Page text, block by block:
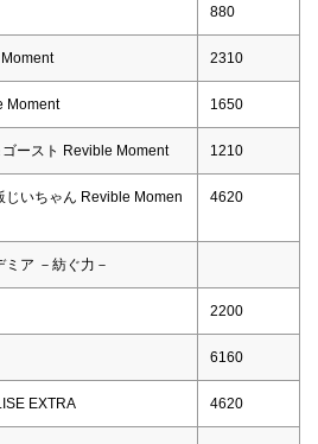
880
2310
Moment 1650
ースト Revible Moment 1210
じいちゃん Revible Momen
4620
ア －紡ぐ力－
2200
6160
EXTRA 4620